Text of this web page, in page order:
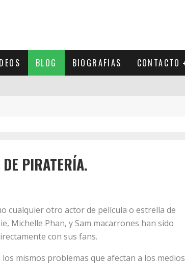
BLOG BIOGRAFIAS CONTACTO
PIRATERÍA.
cualquier otro actor de película o estrella de
Michelle Phan, y Sam macarrones han sido
con sus fans.
mismos problemas que afectan a los medios